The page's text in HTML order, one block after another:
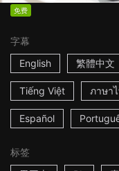
免费
字幕
English
繁體中文
Tiếng Việt ภาษา
Español
标签